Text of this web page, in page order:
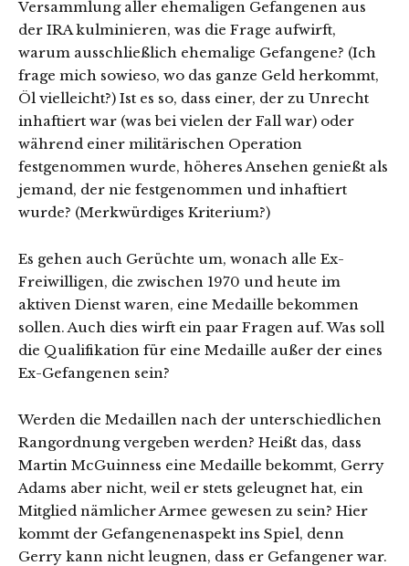
Versammlung aller ehemaligen Gefangenen aus
der IRA kulminieren, was die Frage aufwirft,
warum ausschließlich ehemalige Gefangene? (Ich
frage mich sowieso, wo das ganze Geld herkommt,
Öl vielleicht?) Ist es so, dass einer, der zu Unrecht
inhaftiert war (was bei vielen der Fall war) oder
während einer militärischen Operation
festgenommen wurde, höheres Ansehen genießt als
jemand, der nie festgenommen und inhaftiert
wurde? (Merkwürdiges Kriterium?)
Es gehen auch Gerüchte um, wonach alle Ex-
Freiwilligen, die zwischen 1970 und heute im
aktiven Dienst waren, eine Medaille bekommen
sollen. Auch dies wirft ein paar Fragen auf. Was soll
die Qualifikation für eine Medaille außer der eines
Ex-Gefangenen sein?
Werden die Medaillen nach der unterschiedlichen
Rangordnung vergeben werden? Heißt das, dass
Martin McGuinness eine Medaille bekommt, Gerry
Adams aber nicht, weil er stets geleugnet hat, ein
Mitglied nämlicher Armee gewesen zu sein? Hier
kommt der Gefangenenaspekt ins Spiel, denn
Gerry kann nicht leugnen, dass er Gefangener war.